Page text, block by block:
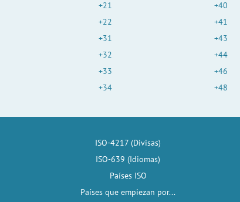
+21
+22
+31
+32
+33
+34
+40
+41
+43
+44
+46
+48
ISO-4217 (Divisas)
ISO-639 (Idiomas)
Países ISO
Países que empiezan por...